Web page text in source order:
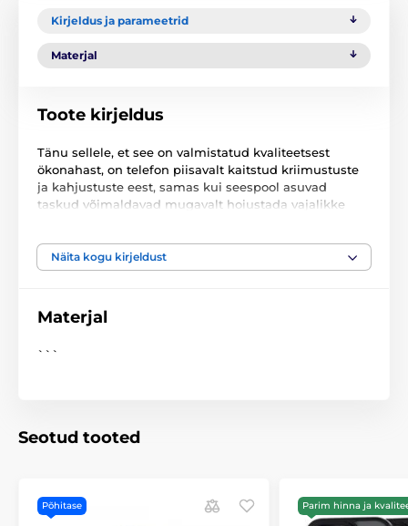
Kirjeldus ja parameetrid
Materjal
Toote kirjeldus
Tänu sellele, et see on valmistatud kvaliteetsest
ökonahast, on telefon piisavalt kaitstud kriimustuste
ja kahjustuste eest, samas kui seespool asuvad
taskud võimaldavad mugavalt hoiustada vajalikke
Materjal: ökonahk ja silikoon
Näita kogu kirjeldust
Materjal
```
Seotud tooted
Põhitase Parim hinna ja